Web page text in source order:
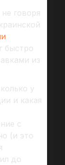
говоря
быстро
из
у
и какая
с
(и это
до